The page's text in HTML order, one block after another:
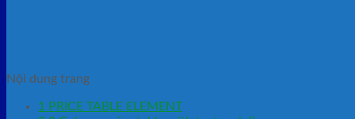
Nội dung trang
1
PRICE TABLE ELEMENT